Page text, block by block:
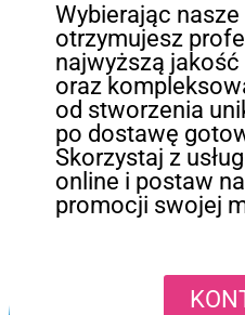
Wybierając
otrzymujesz
najwyższą jakość
oraz
od stworzenia
po dostawę
Skorzystaj z
online i postaw
promocji swojej